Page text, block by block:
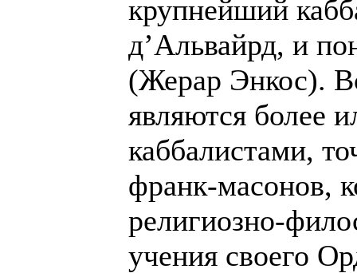
крупнейший
д’Альвайрд, и
(Жерар Энкос).
являются более
каббалистами,
франк-масонов,
религиозно-
учения своего